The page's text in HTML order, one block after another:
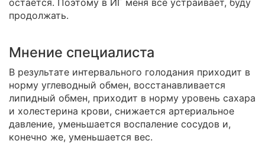
остаётся. Поэтому в ИГ меня всё устраивает, буду
продолжать.
Мнение специалиста
В результате интервального голодания приходит в
норму углеводный обмен, восстанавливается
липидный обмен, приходит в норму уровень сахара
и холестерина крови, снижается артериальное
давление, уменьшается воспаление сосудов и,
конечно же, уменьшается вес.